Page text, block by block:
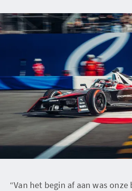
“Van het begin af aan was